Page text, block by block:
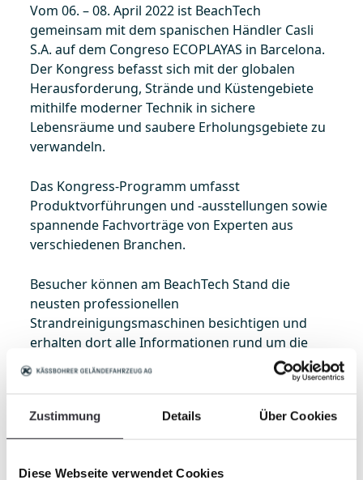
Zustimmung Details Über Cookies
Diese Webseite verwendet Cookies
Vom 06. – 08. April 2022 ist BeachTech
gemeinsam mit dem spanischen Händler Casli
S.A. auf dem Congreso ECOPLAYAS in Barcelona.
Der Kongress befasst sich mit der globalen
Herausforderung, Strände und Küstengebiete
mithilfe moderner Technik in sichere
Lebensräume und saubere Erholungsgebiete zu
verwandeln.
Das Kongress-Programm umfasst
Produktvorführungen und -ausstellungen sowie
spannende Fachvorträge von Experten aus
verschiedenen Branchen.
Besucher können am BeachTech Stand die
neusten professionellen
Strandreinigungsmaschinen besichtigen und
erhalten dort alle Informationen rund um die
Themen:
Vorteile maschineller Strandreinigung
BeachTech Reinigungstechniken
Beach Cleanup Aktionen